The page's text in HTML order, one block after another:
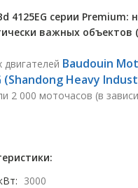
4125EG серии
важных
Baudouin
(Shandong Heavy
2 000 моточасов (в
3000